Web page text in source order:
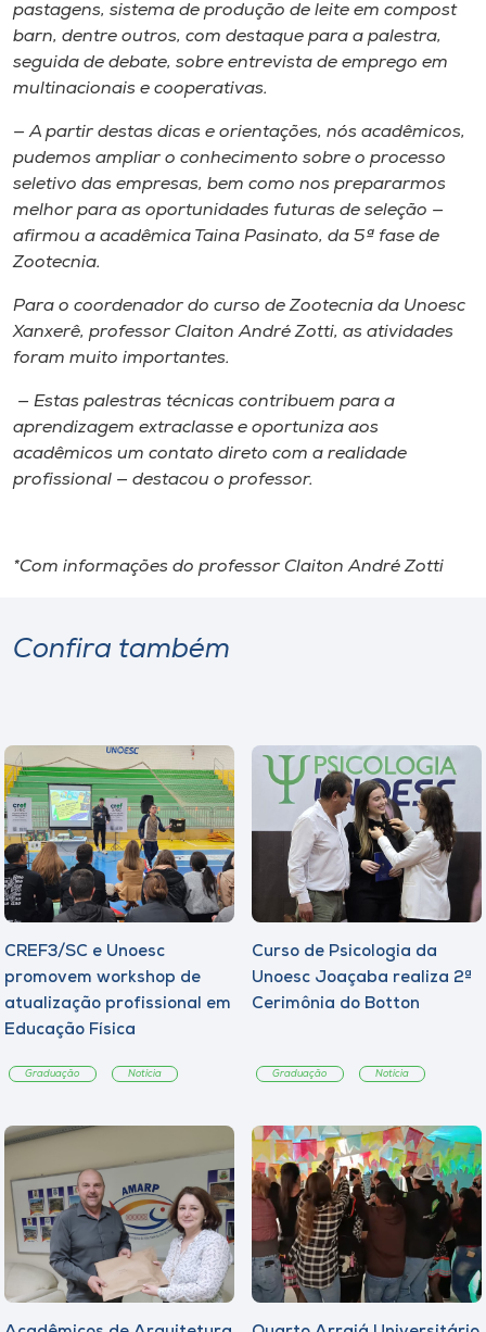
Selecione
o idioma
A+
A-
pastagens, sistema de produção de leite em compost
barn, dentre outros, com destaque para a palestra,
seguida de debate, sobre entrevista de emprego em
multinacionais e cooperativas.
— A partir destas dicas e orientações, nós acadêmicos,
pudemos ampliar o conhecimento sobre o processo
seletivo das empresas, bem como nos prepararmos
melhor para as oportunidades futuras de seleção —
afirmou a acadêmica Taina Pasinato, da 5ª fase de
Zootecnia.
Para o coordenador do curso de Zootecnia da Unoesc
Xanxerê, professor Claiton André Zotti, as atividades
foram muito importantes.
— Estas palestras técnicas contribuem para a
aprendizagem extraclasse e oportuniza aos
acadêmicos um contato direto com a realidade
profissional — destacou o professor.
*Com informações do professor Claiton André Zotti
Confira também
CREF3/SC e Unoesc
promovem workshop de
atualização profissional em
Educação Física
Graduação Notícia
Curso de Psicologia da
Unoesc Joaçaba realiza 2ª
Cerimônia do Botton
Graduação Notícia